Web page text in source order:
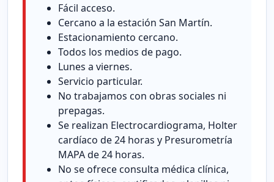
Fácil acceso.
Cercano a la estación San Martín.
Estacionamiento cercano.
Todos los medios de pago.
Lunes a viernes.
Servicio particular.
No trabajamos con obras sociales ni
prepagas.
Se realizan Electrocardiograma, Holter
cardíaco de 24 horas y Presurometría
MAPA de 24 horas.
No se ofrece consulta médica clínica,